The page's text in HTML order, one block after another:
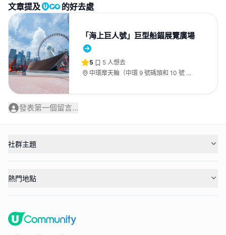
文章提及 的好去處
「海上巨人號」巨型船錨展覽廣場
5 5 人想去
中環摩天輪（中環 9 號碼頭和 10 號 碼
發表第一個留言...
社群主題
熱門地點